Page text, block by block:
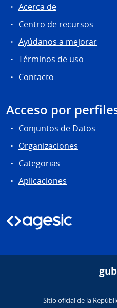
Acerca de
Centro de recursos
Ayúdanos a mejorar
Términos de uso
Contacto
Acceso por
Conjuntos de Datos
Organizaciones
Categorias
Aplicaciones
Sitio oficial de la